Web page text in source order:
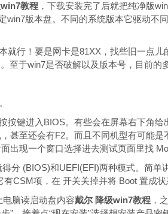
教程 ，下载安装完了后就把纯净版
win7版本盘。不同的系统版本它驱动不
就行！要是网卡是81XX，找些旧一点儿
至于win7是否破解以及版本号，目前的
按键进入BIOS。有些会在屏幕右下角
甚至还会有F2。而且不同机型有可能
出现一个窗口选择进去测试页面里找
分 (BIOS)和UEFI(EFI)两种模式。简单
CSM项，在 开关关掉并将 Boot 置成状
脑读启动盘内容戴尔 降级win7教程 ，